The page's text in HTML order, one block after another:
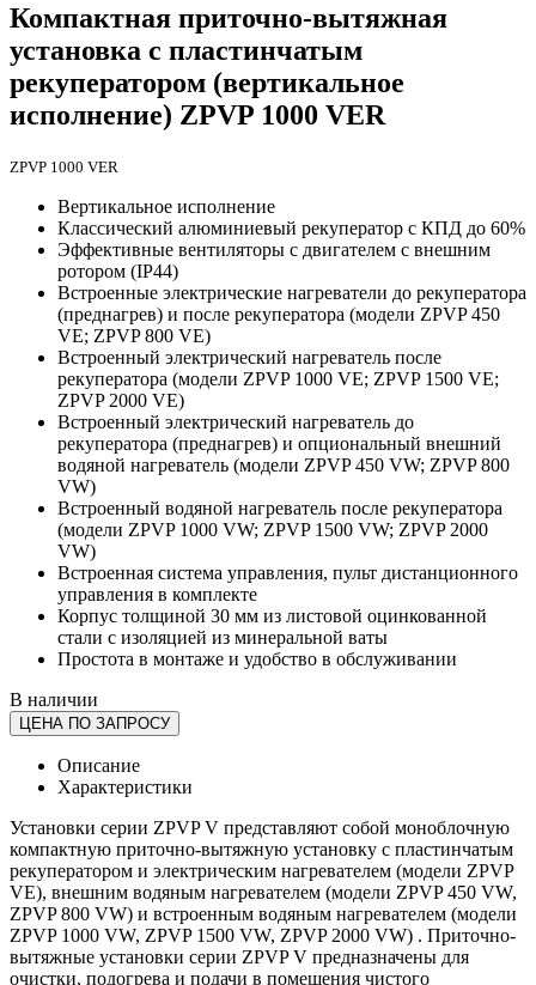
Компактная приточно-вытяжная
установка с пластинчатым
рекуператором (вертикальное
исполнение) ZPVP 1000 VER
ZPVP 1000 VER
Вертикальное исполнение
Классический алюминиевый рекуператор с КПД до 60%
Эффективные вентиляторы с двигателем с внешним
ротором (IP44)
Встроенные электрические нагреватели до рекуператора
(преднагрев) и после рекуператора (модели ZPVP 450
VE; ZPVP 800 VE)
Встроенный электрический нагреватель после
рекуператора (модели ZPVP 1000 VE; ZPVP 1500 VE;
ZPVP 2000 VE)
Встроенный электрический нагреватель до
рекуператора (преднагрев) и опциональный внешний
водяной нагреватель (модели ZPVP 450 VW; ZPVP 800
VW)
Встроенный водяной нагреватель после рекуператора
(модели ZPVP 1000 VW; ZPVP 1500 VW; ZPVP 2000
VW)
Встроенная система управления, пульт дистанционного
управления в комплекте
Корпус толщиной 30 мм из листовой оцинкованной
стали с изоляцией из минеральной ваты
Простота в монтаже и удобство в обслуживании
В наличии
ЦЕНА ПО ЗАПРОСУ
Описание
Характеристики
Установки серии ZPVP V представляют собой моноблочную
компактную приточно-вытяжную установку с пластинчатым
рекуператором и электрическим нагревателем (модели ZPVP
VE), внешним водяным нагревателем (модели ZPVP 450 VW,
ZPVP 800 VW) и встроенным водяным нагревателем (модели
ZPVP 1000 VW, ZPVP 1500 VW, ZPVP 2000 VW) . Приточно-
вытяжные установки серии ZPVP V предназначены для
очистки, подогрева и подачи в помещения чистого